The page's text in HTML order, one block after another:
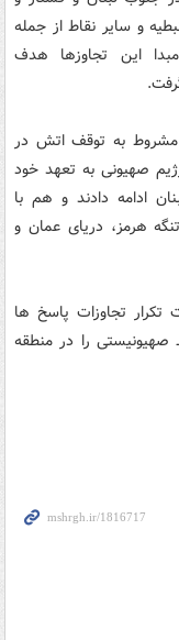
و سایر نقاط از جمله
این تجاوزها هدف
۱۹ فروردین ماه مشروط به توقف اتش در
صهیونی به تعهد خود
ادامه دادند و هم با
هرمز، دریای عمان و
تجاوزات پاسخ ها
صهیونیستی را در منطقه